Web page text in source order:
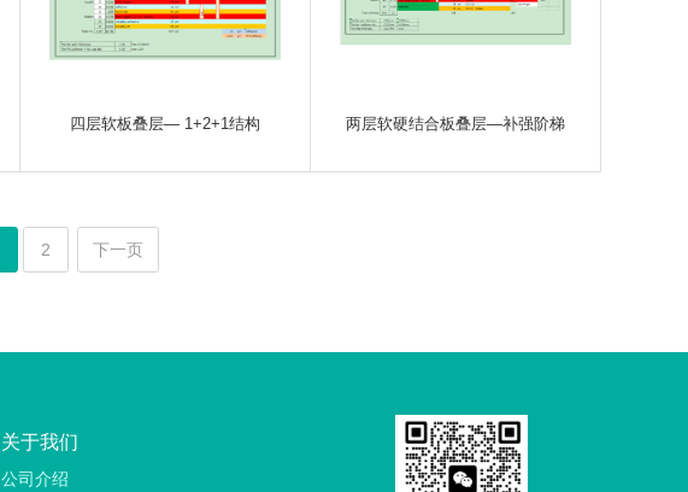
四层软板叠层— 1+2+1结构 两层软硬结合板叠层—补强阶梯
2 下一页
关于我们
公司介绍